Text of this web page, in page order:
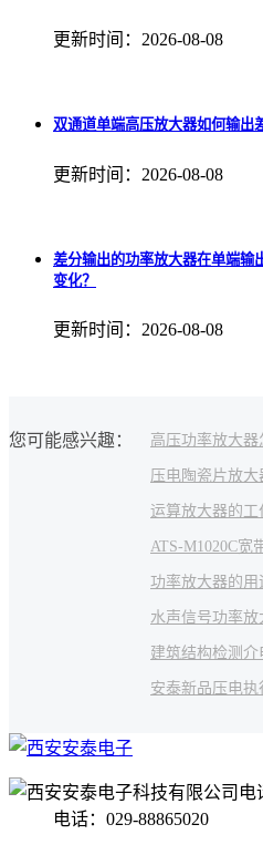
更新时间：2026-08-08
双通道单端高压放大器如何输出
更新时间：2026-08-08
差分输出的功率放大器在单端输
变化？
更新时间：2026-08-08
您可能感兴趣： 高压功率放大器
压电陶瓷片放大
运算放大器的工
ATS-M1020C宽
功率放大器的用
水声信号功率放
建筑结构检测 介
安泰新品压电执
电话：029-88865020